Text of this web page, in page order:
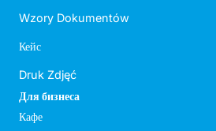
Wzory Dokumentów
Кейс
Druk Zdjęć
Для бизнеса
Кафе